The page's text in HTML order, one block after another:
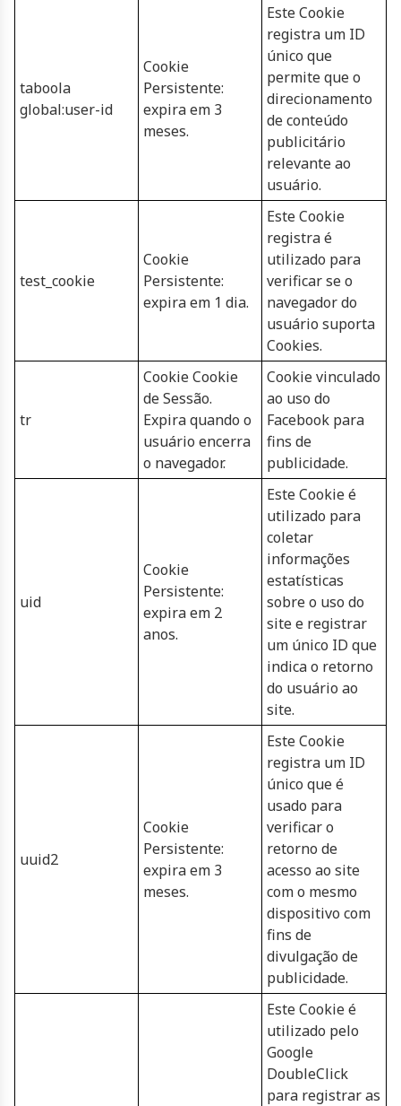
taboola
global:user-id
Cookie
Persistente:
expira em 3
meses.
Este Cookie
registra um ID
único que
permite que o
direcionamento
de conteúdo
publicitário
relevante ao
usuário.
test_cookie
Cookie
Persistente:
expira em 1 dia.
Este Cookie
registra é
utilizado para
verificar se o
navegador do
usuário suporta
Cookies.
tr
Cookie Cookie
de Sessão.
Expira quando o
usuário encerra
o navegador.
Cookie vinculado
ao uso do
Facebook para
fins de
publicidade.
uid
Cookie
Persistente:
expira em 2
anos.
Este Cookie é
utilizado para
coletar
informações
estatísticas
sobre o uso do
site e registrar
um único ID que
indica o retorno
do usuário ao
site.
uuid2
Cookie
Persistente:
expira em 3
meses.
Este Cookie
registra um ID
único que é
usado para
verificar o
retorno de
acesso ao site
com o mesmo
dispositivo com
fins de
divulgação de
publicidade.
Este Cookie é
utilizado pelo
Google
DoubleClick
para registrar as